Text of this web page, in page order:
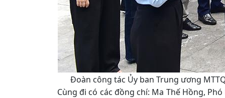
Đoàn công tác Ủy ban Trung ương
Cùng đi có các đồng chí: Ma Thế Hồng,